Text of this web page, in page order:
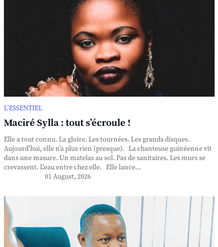
L’ESSENTIEL
Maciré Sylla : tout s’écroule !
Elle a tout connu. La gloire. Les tournées. Les grands disques.
Aujourd’hui, elle n’a plus rien (presque). La chanteuse guinéenne vit
dans une masure. Un matelas au sol. Pas de sanitaires. Les murs se
crevassent. L'eau entre chez elle. Elle lance...
01 August, 2026